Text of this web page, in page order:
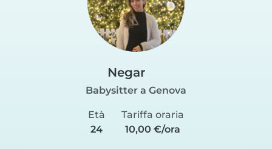
Negar
Babysitter a Genova
Età
24
Tariffa oraria
10,00 €/ora